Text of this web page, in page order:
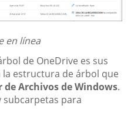
en línea
de OneDrive es sus
la estructura de árbol que
de Archivos de Windows.
subcarpetas para